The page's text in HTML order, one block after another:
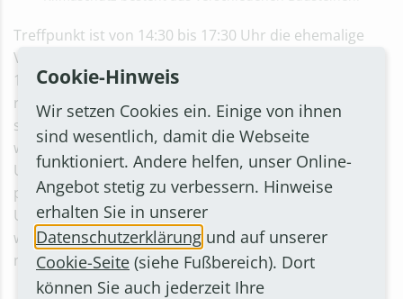
Treffpunkt ist von 14:30 bis 17:30 Uhr die ehemalige
Versteigerungshalle der Landgard eG, Raiffeisenstraße
10 in Bornheim-Roisdorf. Unter dem Titel „CO2
reduzieren – Kreisläufe schließen – Unternehmen
stärken“ zeigen vier Referentinnen und Referenten auf,
wie die Umstellung hin zu einem klimaneutralen
Unternehmen gelingen kann. Dabei liegt der Fokus auf
praxisnahen Good-Practice-Beispielen von regionalen
Unternehmen. Außerdem werden die positiven
wirtschaftlichen und sozialen Effekte beleuchtet, die
mit Klimaschutzmaßnahmen einhergehen.
Cookie-Hinweis
Wir setzen Cookies ein. Einige von ihnen
sind wesentlich, damit die Webseite
funktioniert. Andere helfen, unser Online-
Angebot stetig zu verbessern. Hinweise
erhalten Sie in unserer
Datenschutzerklärung und auf unserer
Cookie-Seite (siehe Fußbereich). Dort
können Sie auch jederzeit Ihre